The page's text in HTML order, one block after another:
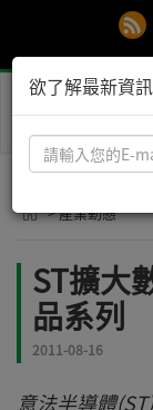
> 產業動態
ST擴大
品系列
2011-08-16
意法半導體
欲了解最新資
請
輸
您
E-
mail